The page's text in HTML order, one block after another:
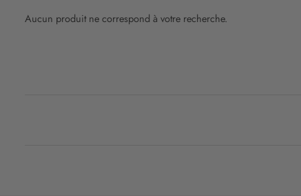
Aucun produit ne correspond à votre recherche.